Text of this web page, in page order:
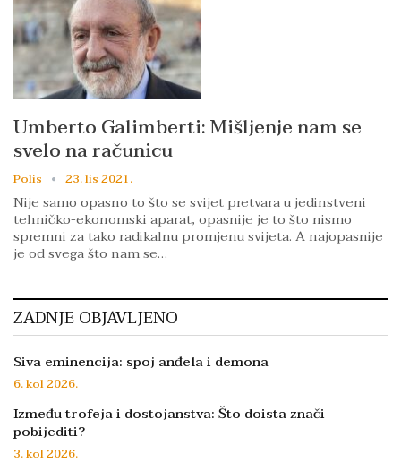
Umberto Galimberti: Mišljenje nam se
svelo na računicu
Polis 23. lis 2021.
Nije samo opasno to što se svijet pretvara u jedinstveni
tehničko-ekonomski aparat, opasnije je to što nismo
spremni za tako radikalnu promjenu svijeta. A najopasnije
je od svega što nam se…
ZADNJE OBJAVLJENO
Siva eminencija: spoj anđela i demona
6. kol 2026.
Između trofeja i dostojanstva: Što doista znači
pobijediti?
3. kol 2026.